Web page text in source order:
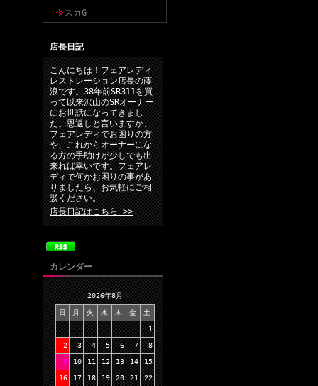
スカG
店長日記
こんにちは！フェアレディ
レストレーション店長の藤
浪です。38年前SR311を買
って以来沢山のSRオーナー
にお世話になってきまし
た。恩返しと言いますか、
フェアレディでお困りの方
や、これからオーナーにな
る方の手助けが少しでも出
来れば幸いです。フェアレ
ディで何かお困りの事があ
りましたら、お気軽にご相
談ください。
店長日記はこちら >>
カレンダー
＜2026年8月＞
日 月 火 水 木 金 土
1
2 3 4 5 6 7 8
9 10 11 12 13 14 15
16 17 18 19 20 21 22